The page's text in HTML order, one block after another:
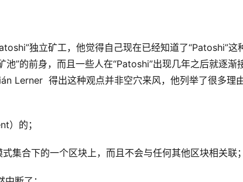
独立矿工，他觉得自己现在已经知道了“Patoshi”这
”的前身，而且一些人在“Patoshi”出现几年之后就逐渐
Lerner 得出这种观点并非空穴来风，他列举了很多理
）的；
集合下的一个区块上，而且不会与任何其他区块相关联；